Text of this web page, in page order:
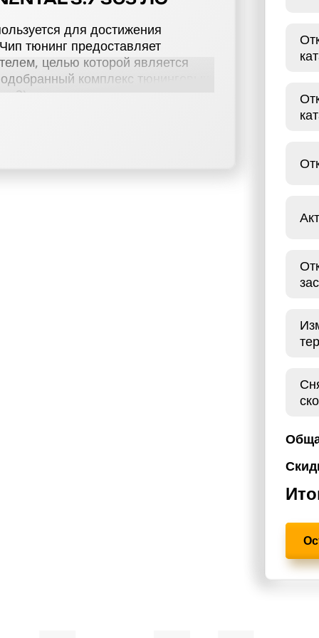
для достижения
тюнинг предоставляет
целью которой является
комплекс тюнинговых
2), отключение катализатора
отключение VSA,
скорости (Speedlimit), Lincoln
мощности, производительности и